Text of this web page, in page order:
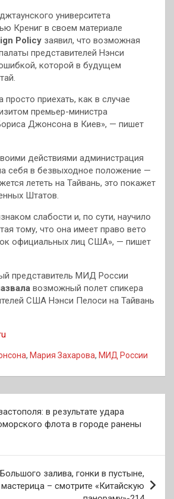
университета
Крениг в своем материале
Policy заявил, что возможная
представителей Нэнси
которой в будущем
приехать, как в случае
премьер-министра
Джонсона в Киев», — пишет
действиями администрация
себя в безвыходное положение —
лететь на Тайвань, это покажет
Штатов.
слабости и, по сути, научило
тому, что она имеет право вето
официальных лиц США», — пишет
представитель МИД России
возможный полет спикера
США Нэнси Пелоси на Тайвань
, Мария Захарова, МИД России
в результате удара
флота в городе ранены
залива, гонки в пустыне,
– смотрите «Китайскую